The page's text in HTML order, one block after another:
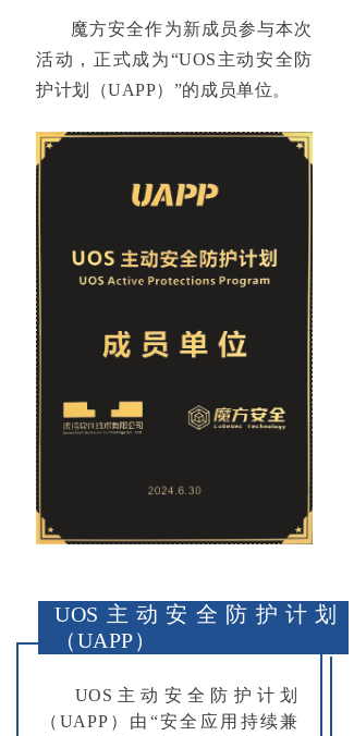
→ 攻击面可视化解决方案
安全服务
→ 红队安全攻防
→ 重要活动安全保障
→ 安全事件应急服务
→ 信息安全风险评估
→ 渗透测试服务
→ 安全意识&技能培训
关于我们
发展历程
魔方安全作为新成员参与本次
活动，正式成为“UOS 主动安全防
护计划（UAPP） ”的成员单位。
UOS主动安全防护计划
（UAPP）
UOS主动安全防护计划
（UAPP）由“安全应用持续兼